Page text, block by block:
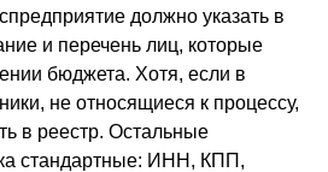
должно указать в
и перечень лиц, которые
бюджета. Хотя, если в
не относящиеся к процессу,
в реестр. Остальные
стандартные: ИНН, КПП,